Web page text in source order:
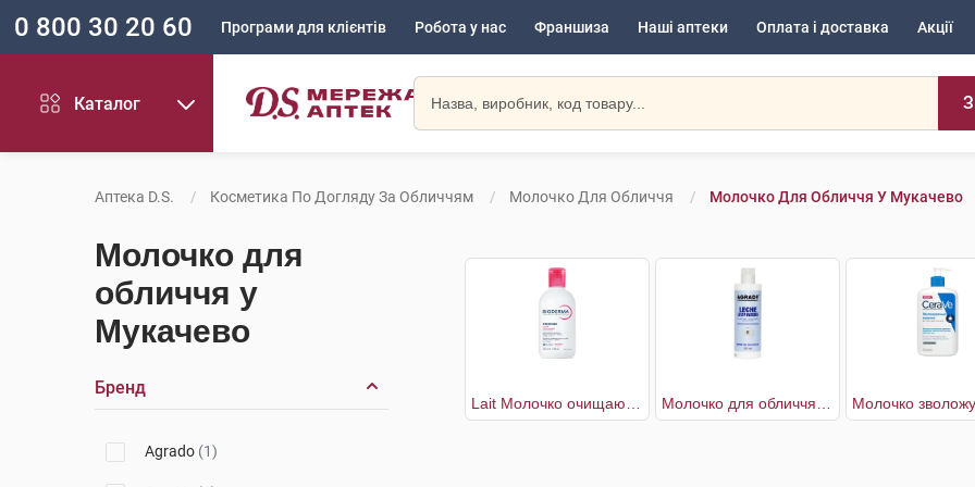
0 800 30 20 60 Програми для клієнтів Робота у нас Франшиза Наші аптеки Оплата і доставка Акції
Каталог
Аптека D.S. Косметика По Догляду За Обличчям Молочко Для Обличчя Молочко Для Обличчя У Мукачево
Молочко для
обличчя у
Мукачево
Бренд
Agrado (1)